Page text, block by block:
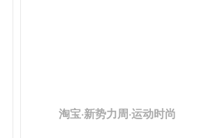
淘宝·新势力周·运动时尚